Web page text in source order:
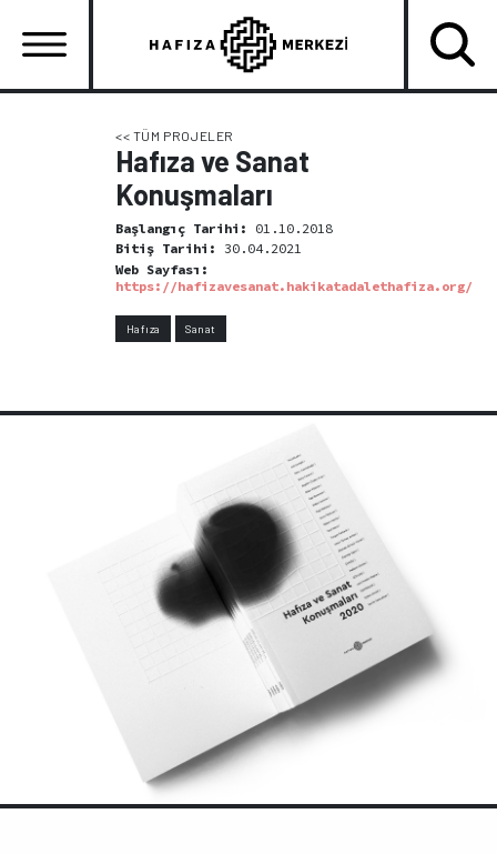
atla
<< TÜM PROJELER
Hafıza ve Sanat
Konuşmaları
Başlangıç Tarihi:
01.10.2018
Bitiş Tarihi: 30.04.2021
Web Sayfası:
https://hafizavesanat.hakikatadalethafiza.org/
Hafıza Sanat